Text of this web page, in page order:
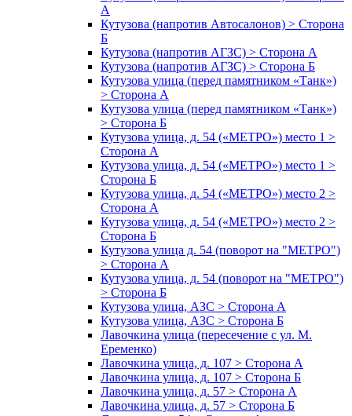
А
Кутузова (напротив Автосалонов) > Сторона
Б
Кутузова (напротив АГЗС) > Сторона А
Кутузова (напротив АГЗС) > Сторона Б
Кутузова улица (перед памятником «Танк»)
> Сторона А
Кутузова улица (перед памятником «Танк»)
> Сторона Б
Кутузова улица, д. 54 («МЕТРО») место 1 >
Сторона А
Кутузова улица, д. 54 («МЕТРО») место 1 >
Сторона Б
Кутузова улица, д. 54 («МЕТРО») место 2 >
Сторона А
Кутузова улица, д. 54 («МЕТРО») место 2 >
Сторона Б
Кутузова улица д. 54 (поворот на "МЕТРО")
> Сторона А
Кутузова улица, д. 54 (поворот на "МЕТРО")
> Сторона Б
Кутузова улица, АЗС > Сторона А
Кутузова улица, АЗС > Сторона Б
Лавочкина улица (пересечение с ул. М.
Еременко)
Лавочкина улица, д. 107 > Сторона А
Лавочкина улица, д. 107 > Сторона Б
Лавочкина улица, д. 57 > Сторона А
Лавочкина улица, д. 57 > Сторона Б